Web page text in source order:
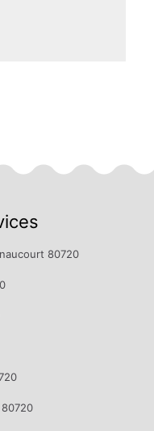
80720